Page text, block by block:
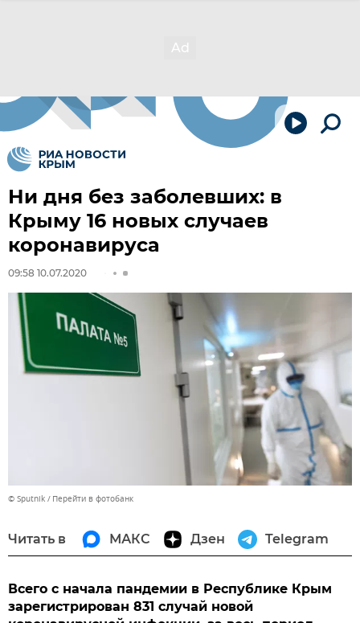
Ни дня без заболевших: в
Крыму 16 новых случаев
коронавируса
09:58 10.07.2020
© Sputnik Перейти в фотобанк
Читать в МАКС Дзен Telegram
Всего с начала пандемии в Республике Крым
зарегистрирован 831 случай новой